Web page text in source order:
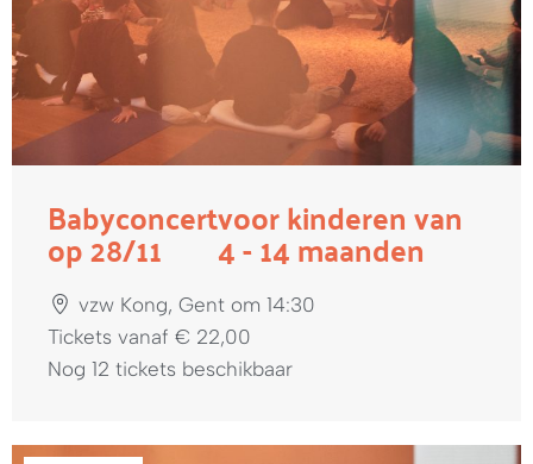
Babyconcert
op 28/11
voor kinderen van
4 - 14 maanden
vzw Kong, Gent om 14:30
Tickets vanaf € 22,00
Nog 12 tickets beschikbaar